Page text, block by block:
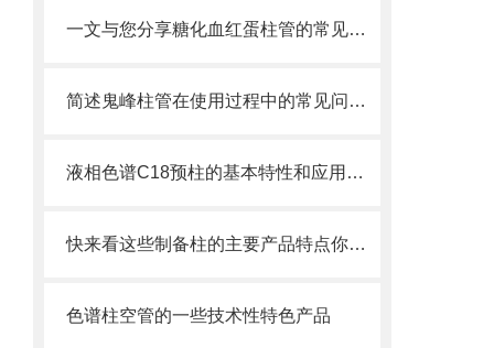
一文与您分享糖化血红蛋柱管的常见故障相应解决方法
简述鬼峰柱管在使用过程中的常见问题相应解决方法
液相色谱C18预柱的基本特性和应用分享
快来看这些制备柱的主要产品特点你知道多少
色谱柱空管的一些技术性特色产品